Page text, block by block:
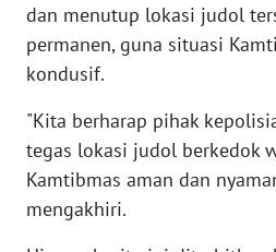
dan menutup lokasi judol
permanen, guna situasi
kondusif.
"Kita berharap pihak
tegas lokasi judol berkedok
Kamtibmas aman dan
mengakhiri.
BENGKULU
WN
WN
JATENG
WN